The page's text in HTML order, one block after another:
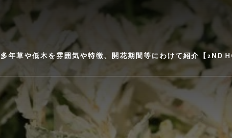
年草や低木を雰囲気や特徴、開花期間等にわけて紹介【2ND